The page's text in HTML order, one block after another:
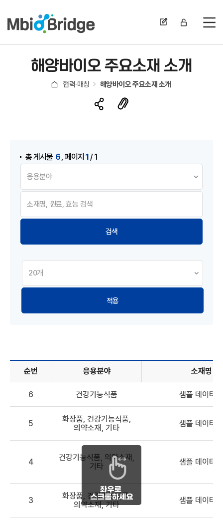
전
해양바이오 주요소재 소개
협력·매칭 해양바이오 주요소재 소개
총 게시물 6 ,페이지1/ 1
적용
해양바이오소재 DB - 순번, 응용분야, 소재명, 원료, 효능 정보
순번 응용분야 소재명
6 건강기능식품 샘플 데이터 6
5
화장품, 건강기능식품,
의약소재, 기타
샘플 데이터 5
4
건강기능식품, 의약소재,
기타
샘플 데이터 4
3
화장품, 건강기능식품,
의약소재, 기타
샘플 데이터 3